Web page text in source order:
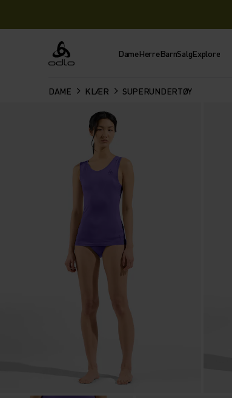
Odlo DameHerreBarnSalgExplore
DAME KLÆR SUPERUNDERTØY